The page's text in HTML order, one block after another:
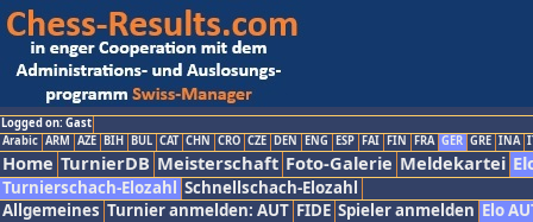
Logged on: Gast
Arabic ARM AZE BIH BUL CAT CHN CRO CZE DEN ENG ESP FAI FIN FRA GER GRE INA
Home TurnierDB Meisterschaft Foto-Galerie Meldekartei
Turnierschach-Elozahl Schnellschach-Elozahl
Allgemeines Turnier anmelden: AUT FIDE Spieler anmelden Elo